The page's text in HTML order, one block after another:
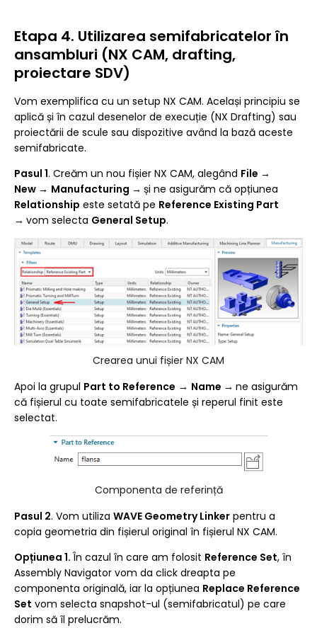
Etapa 4. Utilizarea semifabricatelor în
ansambluri (NX CAM, drafting,
proiectare SDV)
Vom exemplifica cu un setup NX CAM. Același principiu se
aplică și în cazul desenelor de execuție (NX Drafting) sau
proiectării de scule sau dispozitive având la bază aceste
semifabricate.
Pasul 1. Creăm un nou fișier NX CAM, alegând File →
New → Manufacturing → și ne asigurăm că opțiunea
Relationship este setată pe Reference Existing Part
→ vom selecta General Setup.
Crearea unui fișier NX CAM
Apoi la grupul Part to Reference → Name → ne asigurăm
că fișierul cu toate semifabricatele și reperul finit este
selectat.
Componenta de referință
Pasul 2. Vom utiliza WAVE Geometry Linker pentru a
copia geometria din fișierul original în fișierul NX CAM.
Opțiunea 1. În cazul în care am folosit Reference Set, în
Assembly Navigator vom da click dreapta pe
componenta originală, iar la opțiunea Replace Reference
Set vom selecta snapshot-ul (semifabricatul) pe care
dorim să îl prelucrăm.